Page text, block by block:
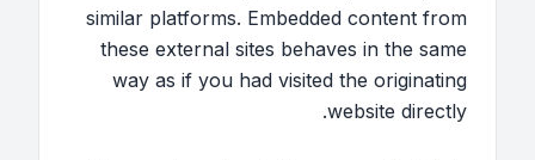
similar platforms. Embedded content from
these external sites behaves in the same
way as if you had visited the originating
website directly.